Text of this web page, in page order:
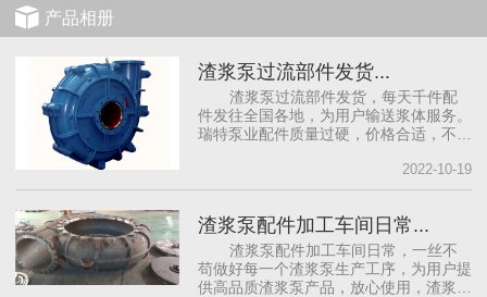
产品相册
渣浆泵过流部件发货...
渣浆泵过流部件发货，每天千件配
件发往全国各地，为用户输送浆体服务。
瑞特泵业配件质量过硬，价格合适，不做
2022-10-19
渣浆泵配件加工车间日常...
渣浆泵配件加工车间日常，一丝不
苟做好每一个渣浆泵生产工序，为用户提
供高品质渣浆泵产品，放心使用，渣浆泵